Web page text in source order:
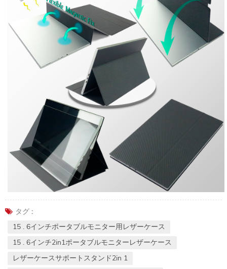
タグ :
15 . 6インチポータブルモニター用レザーケース
15 . 6インチ2in1ポータブルモニターレザーケース
レザーケースサポートスタンド2in 1